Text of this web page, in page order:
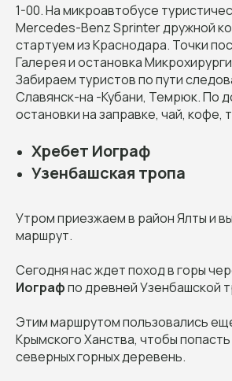
1-00. На микроавтобусе
Mercedes-Benz Sprinter дружной
стартуем из Краснодара. Точки
Галерея и остановка
Забираем туристов по пути
Славянск-на -Кубани, Темрюк. По
остановки на заправке, чай, кофе,
Хребет Иограф
Узенбашская тропа
Утром приезжаем в район Ялты и
маршрут.
Сегодня нас ждет поход в горы
Иографпо древней Узенбашской
Этим маршрутом пользовались
Крымского Ханства, чтобы попасть
северных горных деревень.